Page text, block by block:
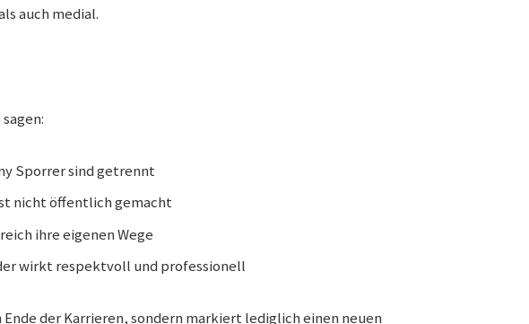
auch medial.
Sporrer sind getrennt
nicht öffentlich gemacht
ihre eigenen Wege
wirkt respektvoll und professionell
der Karrieren, sondern markiert lediglich einen neuen